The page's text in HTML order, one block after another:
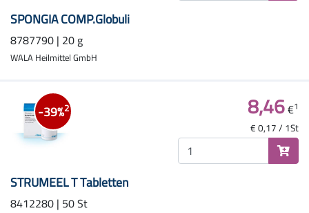
SPONGIA COMP.Globuli
8787790 | 20 g
WALA Heilmittel GmbH
-39%2
STRUMEEL T Tabletten
8412280 | 50 St
8,46€1
€ 0,17 / 1St